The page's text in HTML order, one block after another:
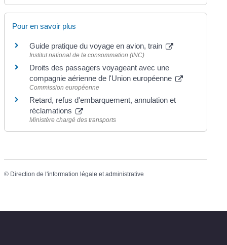
Pour en savoir plus
Guide pratique du voyage en avion, train
Institut national de la consommation (INC)
Droits des passagers voyageant avec une
compagnie aérienne de l'Union européenne
Commission européenne
Retard, refus d'embarquement, annulation et
réclamations
Ministère chargé des transports
© Direction de l'information légale et administrative